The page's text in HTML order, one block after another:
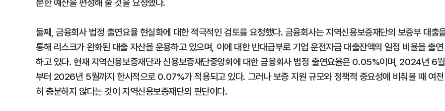
둘째, 금융회사 법정 출연요율 현실화에 대한 적극적인 검토를 요청했다. 금융회사는 지역신용보증재단의 보증부 대출
통해 리스크가 완화된 대출 자산을 운용하고 있으며, 이에 대한 반대급부로 기업 운전자금 대출잔액의 일정 비율을 출연
하고 있다. 현재 지역신용보증재단과 신용보증재단중앙회에 대한 금융회사 법정 출연요율은 0.05%이며, 2024년 6월
부터 2026년 5월까지 한시적으로 0.07%가 적용되고 있다. 그러나 보증 지원 규모와 정책적 중요성에 비춰볼 때 여전
히 충분하지 않다는 것이 지역신용보증재단의 판단이다.